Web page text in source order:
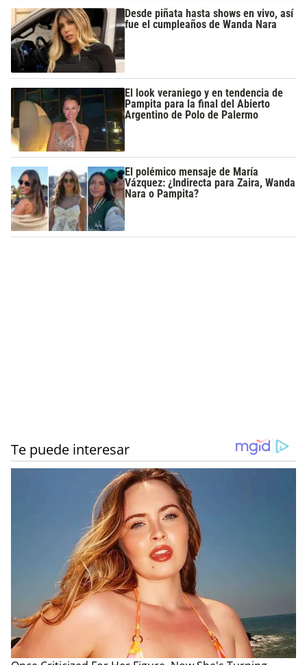
Desde piñata hasta shows en vivo, así
fue el cumpleaños de Wanda Nara
El look veraniego y en tendencia de
Pampita para la final del Abierto
Argentino de Polo de Palermo
El polémico mensaje de María
Vázquez: ¿Indirecta para Zaira, Wanda
Nara o Pampita?